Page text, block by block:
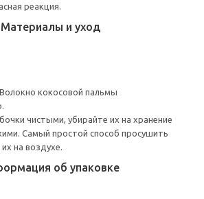
реакция.
Материалы и уход
кокосовой пальмы
чистыми, убирайте их на хранение
Самый простой способ просушить
на воздухе.
об упаковке